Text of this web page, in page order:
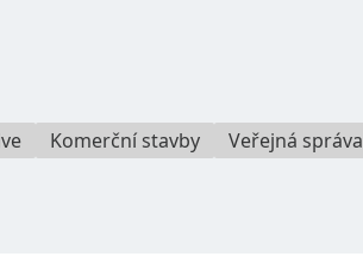
Komerční stavby Veřejná správa